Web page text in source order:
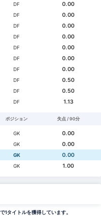
DF
0.00
DF
0.00
DF
0.00
DF
0.00
DF
0.00
DF
0.00
DF
0.00
DF
0.50
DF
0.50
DF 1.13
ポジション 失点 / 90分
GK
0.00
GK
0.00
GK
0.00
GK 1.00
1タイトルを獲得しています。